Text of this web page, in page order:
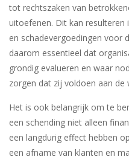
tot rechtszaken van
uitoefenen. Dit kan resulteren
en schadevergoedingen voor
daarom essentieel dat
grondig evalueren en waar
zorgen dat zij voldoen aan de
Het is ook belangrijk om te
een schending niet alleen
een langdurig effect hebben
een afname van klanten en